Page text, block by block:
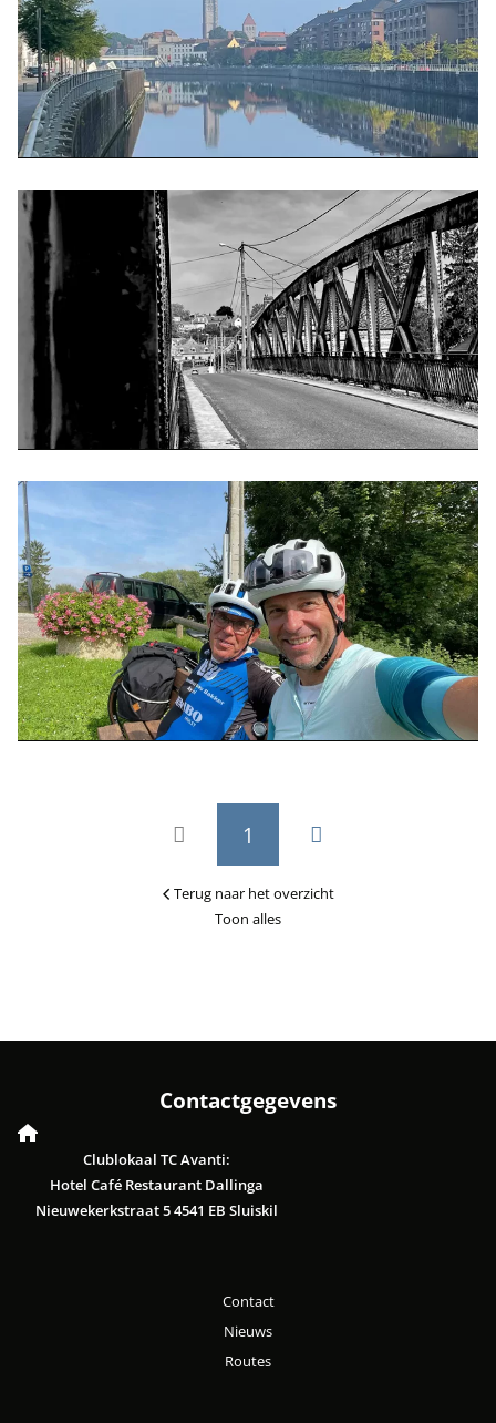
Terug naar het overzicht
1
Toon alles
Contactgegevens
Clublokaal TC Avanti:
Hotel Café Restaurant Dallinga
Nieuwekerkstraat 5 4541 EB Sluiskil
Contact
Nieuws
Routes